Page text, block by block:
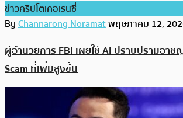
ข่าวคริปโตเคอเรนซี่
ByChannarong Noramatพฤษภาคม 12,
ผู้อำนวยการ FBI เผยใช้ AI ปราบปรามอา
Scam ที่เพิ่มสูงขึ้น